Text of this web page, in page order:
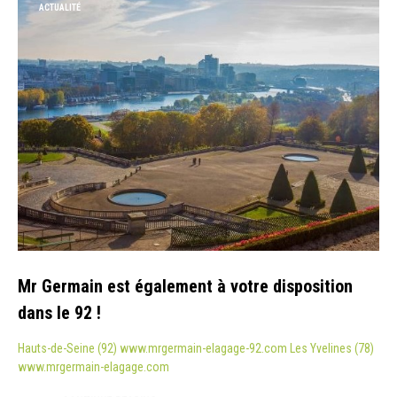
ACTUALITÉ
Mr Germain est également à votre disposition
dans le 92 !
Hauts-de-Seine (92) www.mrgermain-elagage-92.com Les Yvelines (78)
www.mrgermain-elagage.com